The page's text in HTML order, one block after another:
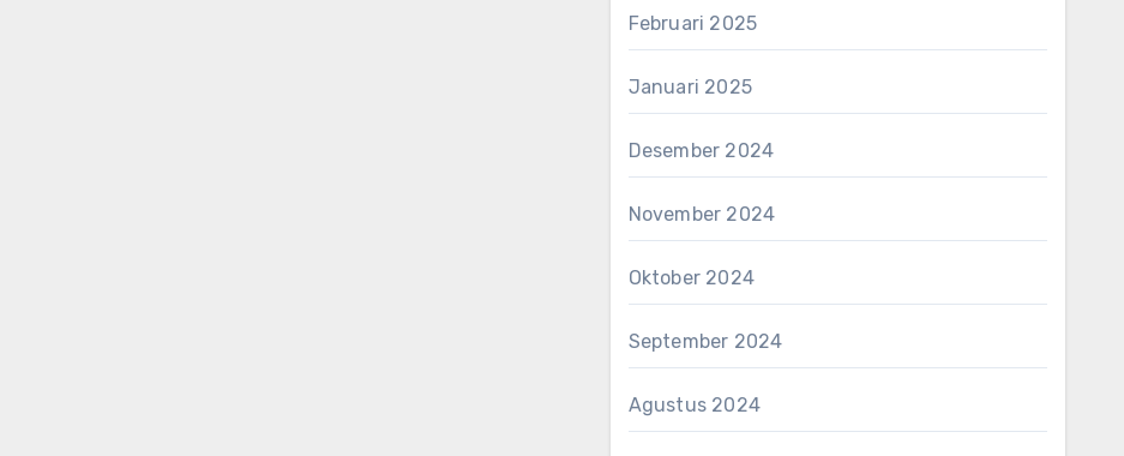
Februari 2025
Januari 2025
Desember 2024
November 2024
Oktober 2024
September 2024
Agustus 2024